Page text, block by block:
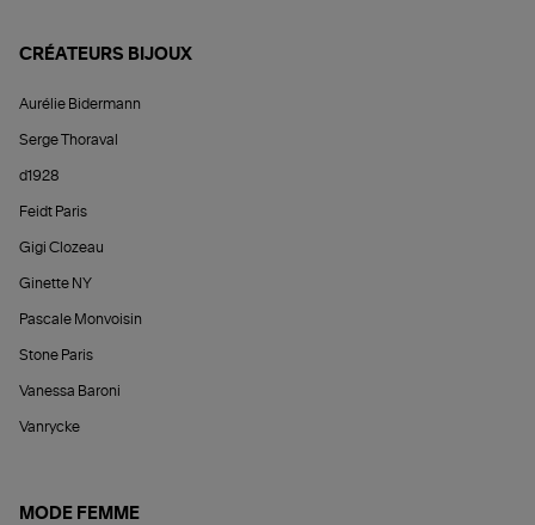
CRÉATEURS BIJOUX
Aurélie Bidermann
Serge Thoraval
d1928
Feidt Paris
Gigi Clozeau
Ginette NY
Pascale Monvoisin
Stone Paris
Vanessa Baroni
Vanrycke
MODE FEMME